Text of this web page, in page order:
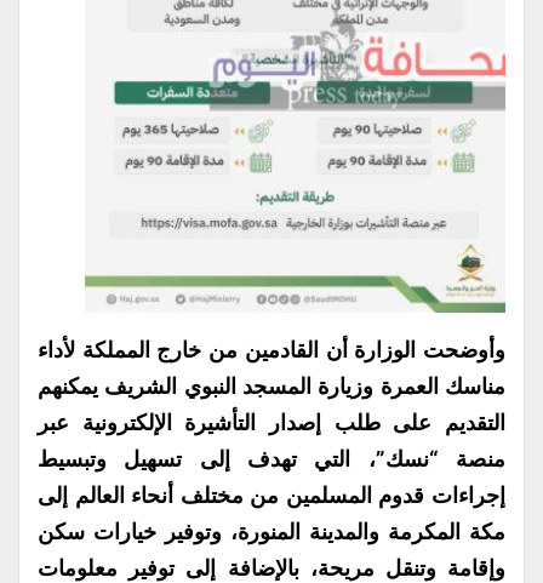
وأوضحت الوزارة أن القادمين من خارج المملكة لأداء
مناسك العمرة وزيارة المسجد النبوي الشريف يمكنهم
التقديم على طلب إصدار التأشيرة الإلكترونية عبر
منصة “نسك”، التي تهدف إلى تسهيل وتبسيط
إجراءات قدوم المسلمين من مختلف أنحاء العالم إلى
مكة المكرمة والمدينة المنورة، وتوفير خيارات سكن
وإقامة وتنقل مريحة، بالإضافة إلى توفير معلومات